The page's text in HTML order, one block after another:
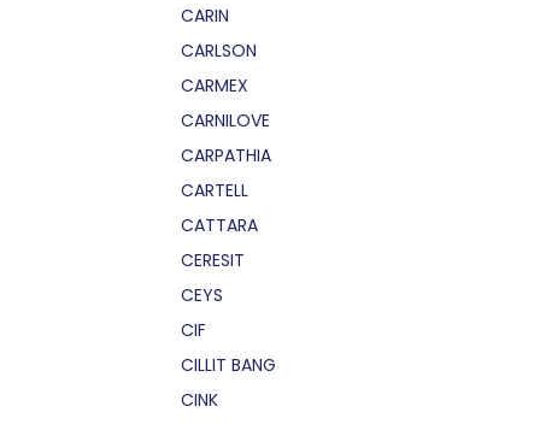
CARIN
CARLSON
CARMEX
CARNILOVE
CARPATHIA
CARTELL
CATTARA
CERESIT
CEYS
CIF
CILLIT BANG
CINK